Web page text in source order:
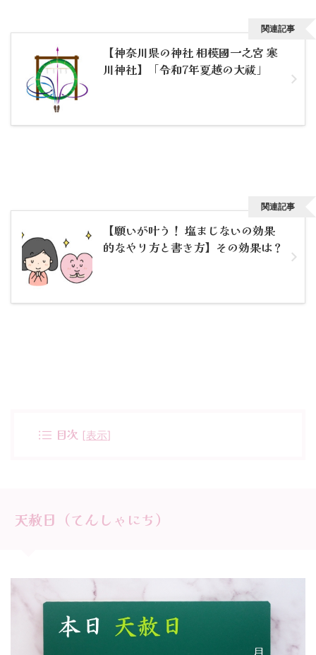
【神奈川県の神社 相模國一之宮 寒
川神社】「令和7年夏越の大祓」
関連記事
【願いが叶う！ 塩まじないの効果
的なやり方と書き方】その効果は？
関連記事
目次 [表示]
天赦日（てんしゃにち）